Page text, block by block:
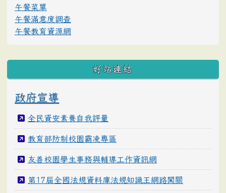
午餐菜單
午餐滿意度調查
午餐教育資源網
好站連結
政府宣導
全民資安素養自我評量
教育部防制校園霸凌專區
友善校園學生事務與輔導工作資訊網
第17屆全國法規資料庫法規知識王網路闖關